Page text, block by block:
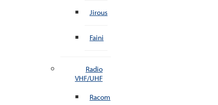
Jirous
Faini
Radio
VHF/UHF
Racom